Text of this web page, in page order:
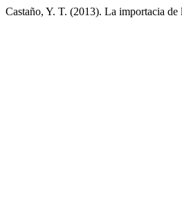
Castaño, Y. T. (2013). La importacia